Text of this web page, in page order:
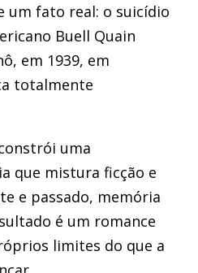
um fato real: o suicídio
Buell Quain
em 1939, em
totalmente
uma
que mistura ficção e
e passado, memória
é um romance
limites do que a